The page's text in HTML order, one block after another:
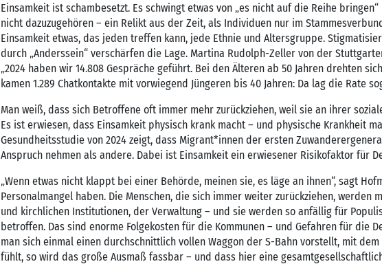
Einsamkeit ist schambesetzt. Es schwingt etwas von „es nicht auf die Reihe
nicht dazuzugehören – ein Relikt aus der Zeit, als Individuen nur im
Einsamkeit etwas, das jeden treffen kann, jede Ethnie und Altersgruppe.
durch „Anderssein“ verschärfen die Lage. Martina Rudolph-Zeller von der
„2024 haben wir 14.808 Gespräche geführt. Bei den Älteren ab 50 Jahren drehten
kamen 1.289 Chatkontakte mit vorwiegend Jüngeren bis 40 Jahren: Da lag die Rate
Man weiß, dass sich Betroffene oft immer mehr zurückziehen, weil sie an ihrer
Es ist erwiesen, dass Einsamkeit physisch krank macht – und physische Krankheit
Gesundheitsstudie von 2024 zeigt, dass Migrant*innen der ersten
Anspruch nehmen als andere. Dabei ist Einsamkeit ein erwiesener Risikofaktor für
„Wenn etwas nicht klappt bei einer Behörde, meinen sie, es läge an ihnen“, sagt
Personalmangel haben. Die Menschen, die sich immer weiter zurückziehen, werden
und kirchlichen Institutionen, der Verwaltung – und sie werden so anfällig für
betroffen. Das sind enorme Folgekosten für die Kommunen – und Gefahren für die
man sich einmal einen durchschnittlich vollen Waggon der S-Bahn vorstellt, mit
fühlt, so wird das große Ausmaß fassbar – und dass hier eine